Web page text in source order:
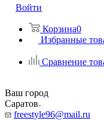
Войти
Корзина0
Избранные
Сравнение
Ваш город
Саратов
freestyle96@mail.ru